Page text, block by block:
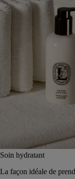
Soin hydratant
La façon idéale de